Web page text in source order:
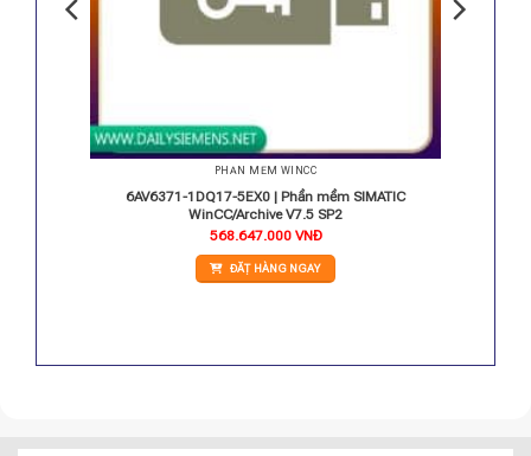
PHẦN MỀM WINCC
6AV6371-1DQ17-5EX0 | Phần mềm SIMATIC
WinCC/Archive V7.5 SP2
568.647.000 VNĐ
ĐẶT HÀNG NGAY